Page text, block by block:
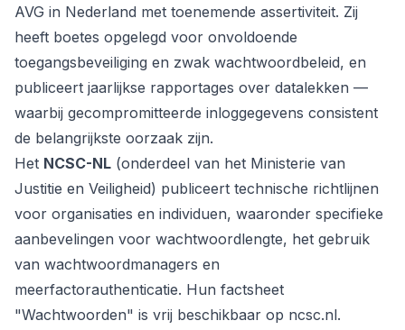
AVG in Nederland met toenemende assertiviteit. Zij
heeft boetes opgelegd voor onvoldoende
toegangsbeveiliging en zwak wachtwoordbeleid, en
publiceert jaarlijkse rapportages over datalekken —
waarbij gecompromitteerde inloggegevens consistent
de belangrijkste oorzaak zijn.
Het NCSC-NL (onderdeel van het Ministerie van
Justitie en Veiligheid) publiceert technische richtlijnen
voor organisaties en individuen, waaronder specifieke
aanbevelingen voor wachtwoordlengte, het gebruik
van wachtwoordmanagers en
meerfactorauthenticatie. Hun factsheet
"Wachtwoorden" is vrij beschikbaar op ncsc.nl.